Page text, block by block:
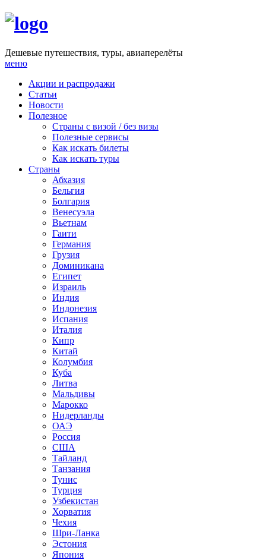
Дешевые путешествия, туры, авиаперелёты
меню
Акции и распродажи
Статьи
Новости
Полезное
Cтраны с визой / без визы
Полезные сервисы
Как искать билеты
Как искать туры
Страны
Абхазия
Бельгия
Болгария
Венесуэла
Вьетнам
Гаити
Германия
Грузия
Доминикана
Египет
Израиль
Индия
Индонезия
Испания
Италия
Кипр
Китай
Колумбия
Куба
Литва
Мальдивы
Марокко
Нидерланды
ОАЭ
Россия
США
Тайланд
Танзания
Тунис
Турция
Узбекистан
Хорватия
Чехия
Шри-Ланка
Эстония
Япония